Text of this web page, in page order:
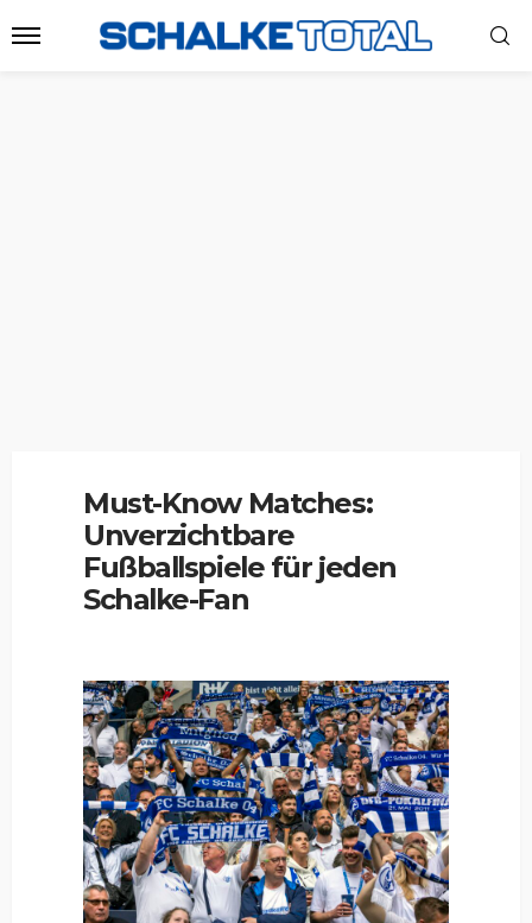
Must-Know Matches:
Unverzichtbare
Fußballspiele für jeden
Schalke-Fan